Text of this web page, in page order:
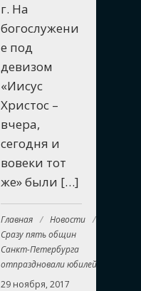
г. На
богослужени
е под
девизом
«Иисус
Христос –
вчера,
сегодня и
вовеки тот
же» были […]
Главная / Новости /
Сразу пять общин
Санкт-Петербурга
отпраздновали юбилей
29 ноября, 2017